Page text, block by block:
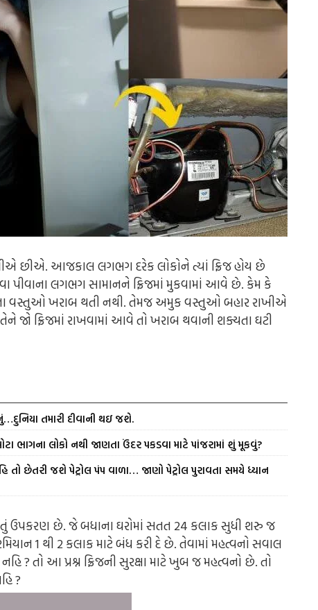
છીએ. આજકાલ લગભગ દરેક લોકોને ત્યાં ફ્રિજ હોય છે
લગભગ સામાનને ફ્રિજમાં મુકવામાં આવે છે. કેમ કે
વસ્તુઓ ખરાબ થતી નથી. તેમજ અમુક વસ્તુઓ બહાર રાખીએ
જો ફ્રિજમાં રાખવામાં આવે તો ખરાબ થવાની શક્યતા ઘટી
તમારી દીવાની થઇ જશે.
ભાગના લોકો નથી જાણતા ઉંદર પકડવા માટે પાંજરામાં શું મૂકવું?
છેતરી જશે પેટ્રોલ પંપ વાળા… જાણો પેટ્રોલ પુરાવતા સમયે ધ્યાન
ઉપકરણ છે. જે બધાના ઘરોમાં સતત 24 કલાક સુધી શરુ જ
1 થી 2 કલાક માટે બંધ કરી દે છે. તેવામાં મહત્વનો સવાલ
? તો આ પ્રશ્ન ફ્રિજની સુરક્ષા માટે ખુબ જ મહત્વનો છે. તો
?